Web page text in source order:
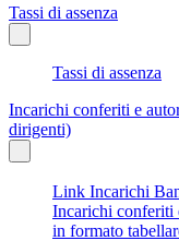
Tassi di assenza
Tassi di assenza
Incarichi conferiti e
dirigenti)
Link Incarichi
Incarichi conferiti
in formato